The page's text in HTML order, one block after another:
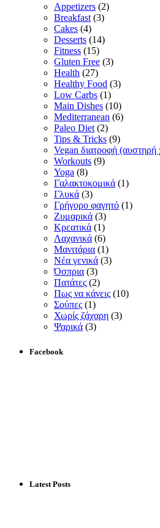
Appetizers (2)
Breakfast (3)
Cakes (4)
Desserts (14)
Fitness (15)
Gluten Free (3)
Health (27)
Healthy Food (3)
Low Carbs (1)
Main Dishes (10)
Mediterranean (6)
Paleo Diet (2)
Tips & Tricks (9)
Vegan διατροφή (αυστηρή
Workouts (9)
Yoga (8)
Γαλακτοκομικά (1)
Γλυκά (3)
Γρήγορο φαγητό (1)
Ζυμαρικά (3)
Κρεατικά (1)
Λαχανικά (6)
Μανιτάρια (1)
Νέα γενικά (3)
Όσπρια (3)
Πατάτες (2)
Πως να κάνεις (10)
Σούπες (1)
Χωρίς ζάχαρη (3)
Ψαρικά (3)
Facebook
Latest Posts